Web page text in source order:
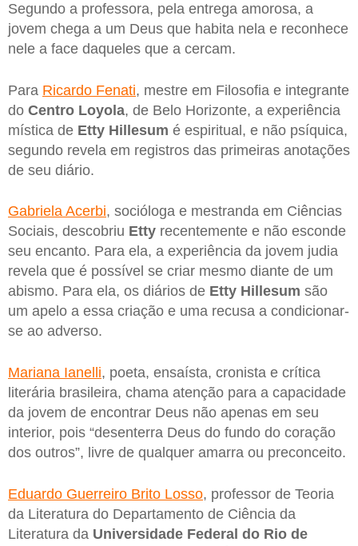
Segundo a professora, pela entrega amorosa, a
jovem chega a um Deus que habita nela e reconhece
nele a face daqueles que a cercam.
Para Ricardo Fenati, mestre em Filosofia e integrante
do Centro Loyola, de Belo Horizonte, a experiência
mística de Etty Hillesum é espiritual, e não psíquica,
segundo revela em registros das primeiras anotações
de seu diário.
Gabriela Acerbi, socióloga e mestranda em Ciências
Sociais, descobriu Etty recentemente e não esconde
seu encanto. Para ela, a experiência da jovem judia
revela que é possível se criar mesmo diante de um
abismo. Para ela, os diários de Etty Hillesum são
um apelo a essa criação e uma recusa a condicionar-
se ao adverso.
Mariana Ianelli, poeta, ensaísta, cronista e crítica
literária brasileira, chama atenção para a capacidade
da jovem de encontrar Deus não apenas em seu
interior, pois “desenterra Deus do fundo do coração
dos outros”, livre de qualquer amarra ou preconceito.
Eduardo Guerreiro Brito Losso, professor de Teoria
da Literatura do Departamento de Ciência da
Literatura da Universidade Federal do Rio de